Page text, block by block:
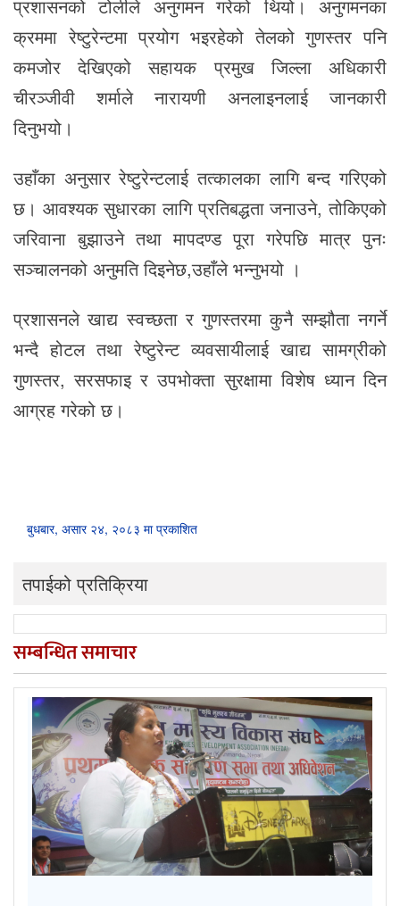
प्रशासनको टोलीले अनुगमन गरेको थियो। अनुगमनका
क्रममा रेष्टुरेन्टमा प्रयोग भइरहेको तेलको गुणस्तर पनि
कमजोर देखिएको सहायक प्रमुख जिल्ला अधिकारी
चीरञ्जीवी शर्माले नारायणी अनलाइनलाई जानकारी
दिनुभयो।
उहाँका अनुसार रेष्टुरेन्टलाई तत्कालका लागि बन्द गरिएको
छ। आवश्यक सुधारका लागि प्रतिबद्धता जनाउने, तोकिएको
जरिवाना बुझाउने तथा मापदण्ड पूरा गरेपछि मात्र पुनः
सञ्चालनको अनुमति दिइनेछ,उहाँले भन्नुभयो ।
प्रशासनले खाद्य स्वच्छता र गुणस्तरमा कुनै सम्झौता नगर्ने
भन्दै होटल तथा रेष्टुरेन्ट व्यवसायीलाई खाद्य सामग्रीको
गुणस्तर, सरसफाइ र उपभोक्ता सुरक्षामा विशेष ध्यान दिन
आग्रह गरेको छ।
बुधबार, असार २४, २०८३ मा प्रकाशित
तपाईको प्रतिक्रिया
सम्बन्धित समाचार